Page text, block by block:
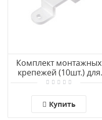
Комплект монтажных
крепежей (10шт.) для
светодиодной ленты
ACCESSORIES A2448010C
Купить